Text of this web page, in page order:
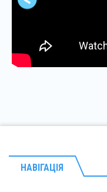
НАВІГАЦІЯ